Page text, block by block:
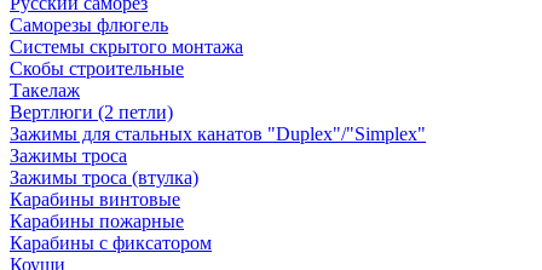
Саморезы флюгель
Системы скрытого монтажа
Скобы строительные
Такелаж
Вертлюги (2 петли)
Зажимы для стальных канатов "Duplex"/"Simplex"
Зажимы троса
Зажимы троса (втулка)
Карабины винтовые
Карабины пожарные
Карабины с фиксатором
Коуши